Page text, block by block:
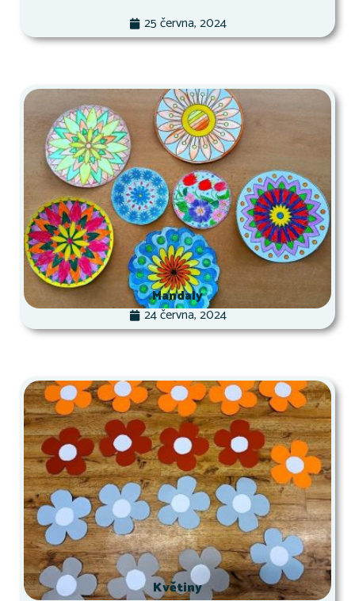
25 června, 2024
Mandaly
24 června, 2024
Květiny